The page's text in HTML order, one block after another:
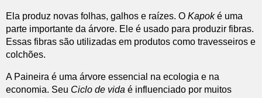
Ela produz novas folhas, galhos e raízes. O Kapoké uma
parte importante da árvore. Ele é usado para produzir fibras.
Essas fibras são utilizadas em produtos como travesseiros e
colchões.
A Paineira é uma árvore essencial na ecologia e na
economia. Seu Ciclo de vida é influenciado por muitos